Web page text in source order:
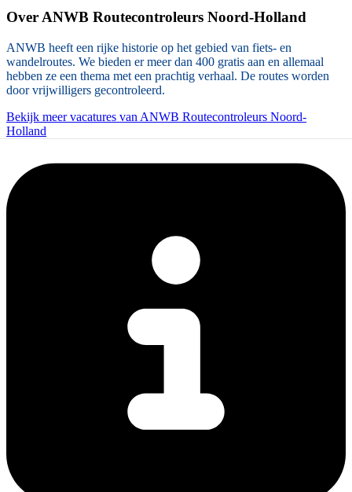
Over ANWB Routecontroleurs Noord-Holland
ANWB heeft een rijke historie op het gebied van fiets- en
wandelroutes. We bieden er meer dan 400 gratis aan en allemaal
hebben ze een thema met een prachtig verhaal. De routes worden
door vrijwilligers gecontroleerd.
Bekijk meer vacatures van ANWB Routecontroleurs Noord-
Holland